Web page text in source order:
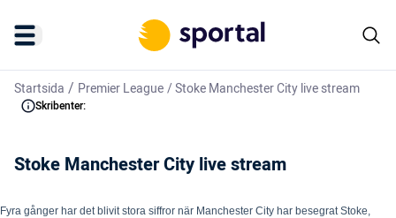
Startsida / Premier League/Stoke Manchester City live stream
Skribenter:
Stoke Manchester City live stream
Fyra gånger har det blivit stora siffror när Manchester City har besegrat Stoke,